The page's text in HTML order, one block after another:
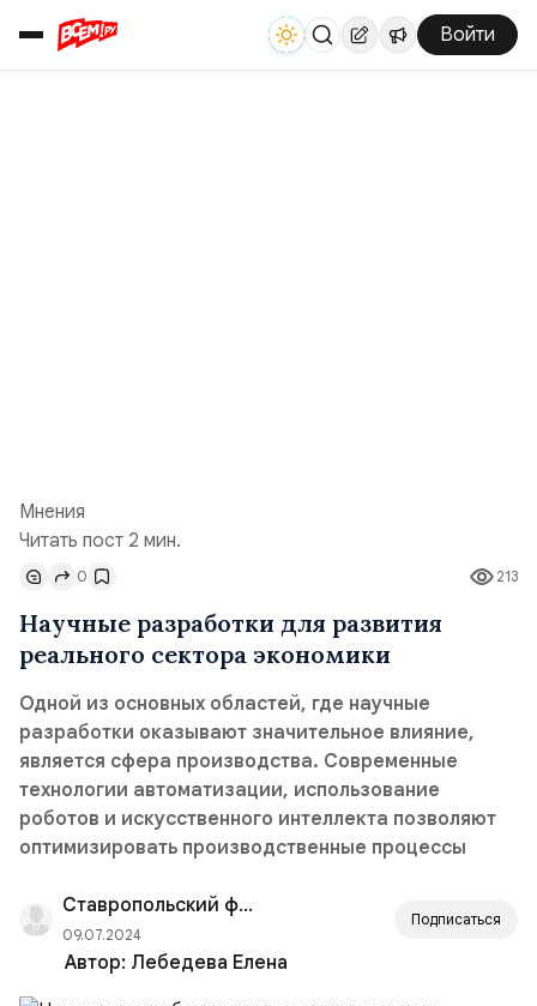
Войти
Мнения
Читать пост 2 мин.
213
0
Научные разработки для развития
реального сектора экономики
Одной из основных областей, где научные
разработки оказывают значительное влияние,
является сфера производства. Современные
технологии автоматизации, использование
роботов и искусственного интеллекта позволяют
оптимизировать производственные процессы
Ставропольский филиал РАНХиГС
09.07.2024
Подписаться
Автор: Лебедева Елена